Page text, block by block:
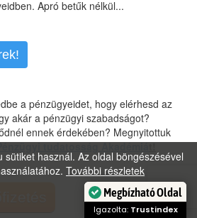
Apró betűk nélkül...
a pénzügyeidet, hogy elérhesd az
akár a pénzügyi szabadságot?
ennek érdekében? Megnyitottuk
tudatosság Akadémiát!
sütiket használ. Az oldal böngészésével
További részletek
Megbízható Oldal
Igazolta: Trustindex